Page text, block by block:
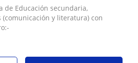
de Educación secundaria,
y literatura) con